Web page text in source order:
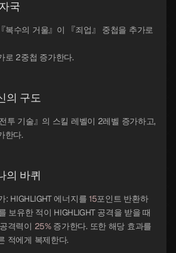
국
복수의 거울』이 『죄업』 중첩을 추가로
로 2중첩 증가한다.
의 구도
투 기술』의 스킬 레벨이 2레벨 증가하고,
한다.
의 바퀴
: HIGHLIGHT 에너지를15포인트 반환하
보유한 적이 HIGHLIGHT 공격을 받을 때
격력이 25%증가한다. 또한 해당 효과를
적에게 복제한다.